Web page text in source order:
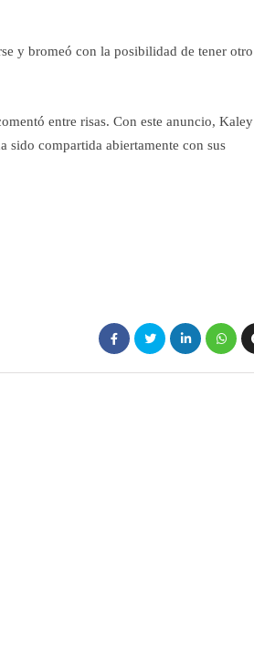
y bromeó con la posibilidad de tener otro
entre risas. Con este anuncio, Kaley
sido compartida abiertamente con sus